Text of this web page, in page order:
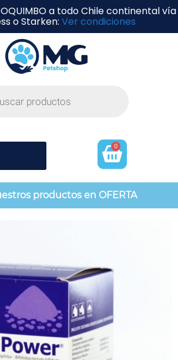
a todo Chile continental vía
o Starken: Ver condiciones
0
productos en OFERTA